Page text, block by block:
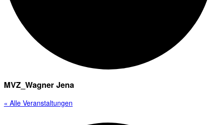
MVZ_Wagner Jena
« Alle Veranstaltungen